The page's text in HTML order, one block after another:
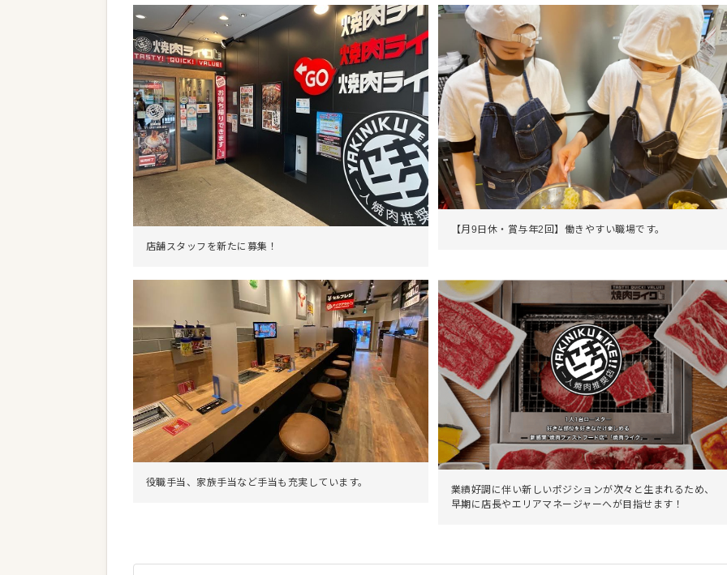
店舗スタッフを新たに募集！
【月9日休・賞与年2回】働きやすい職場です。
役職手当、家族手当など手当も充実しています。
業績好調に伴い新しいポジションが次々と生まれるため、
早期に店長やエリアマネージャーへが目指せます！